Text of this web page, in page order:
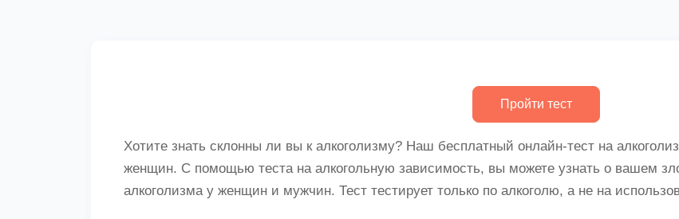
Хотите знать склонны ли вы к алкоголизму? Наш бесплатный онлайн-тест на
женщин. С помощью теста на алкогольную зависимость, вы можете узнать о вашем
алкоголизма у женщин и мужчин. Тест тестирует только по алкоголю, а не на